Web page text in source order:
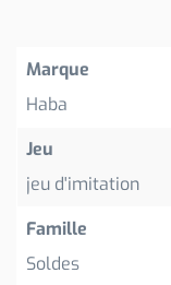
Marque
Haba
Jeu
jeu d'imitation
Famille
Soldes